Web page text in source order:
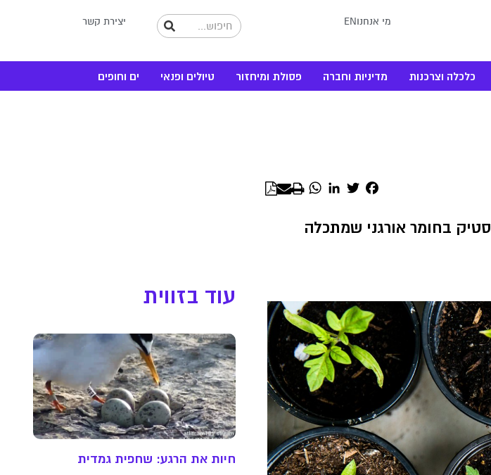
מי אנחנוEN יצירת קשר
כלכלה וצרכנות מדיניות וחברה פסולת ומיחזור טיולים ופנאי ים וחופים
Facebook
Twitter
LinkedIn
WhatsApp
בחומר אורגני שמתכלה
עוד בזווית
חיות את הרגע: שחפית גמדית